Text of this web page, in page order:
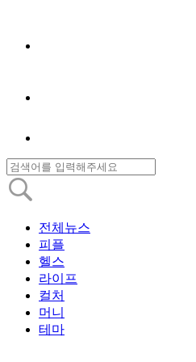
전체뉴스
피플
헬스
라이프
컬처
머니
테마